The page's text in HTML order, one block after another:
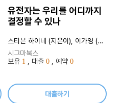
유전자는 우리를 어디까지
결정할 수 있나
스티븐 하이네 (지은이), 이가영 (옮긴이)
시그마북스
보유 1 , 대출 0 , 예약 0
대출하기